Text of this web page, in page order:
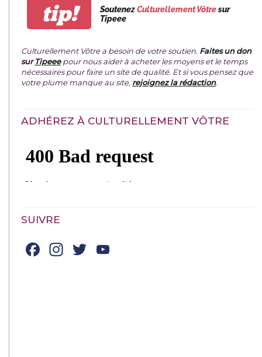
tip! SoutenezCulturellement Vôtresur
Tipeee
Culturellement Vôtre a besoin de votre soutien. Faites un don
surTipeeepour nous aider à acheter les moyens et le temps
nécessaires pour faire un site de qualité. Et si vous pensez que
votre plume manque au site, rejoignez la rédaction.
ADHÉREZ À CULTURELLEMENT VÔTRE
SUIVRE
Facebook
Instagram
Twitter